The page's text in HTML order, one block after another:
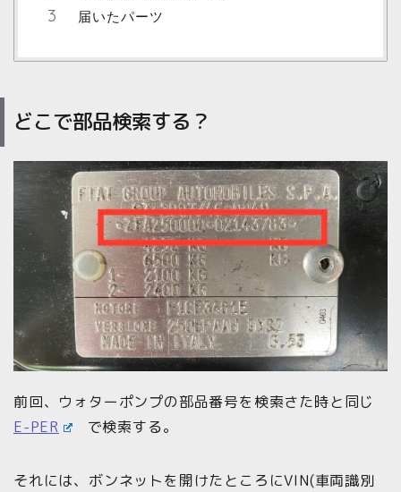
届いたパーツ
どこで部品検索する？
前回、ウォターポンプの部品番号を検索さた時と同じ
E-PER
で検索する。
それには、ボンネットを開けたところにVIN(車両識別